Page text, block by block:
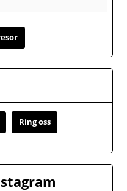
Ring oss